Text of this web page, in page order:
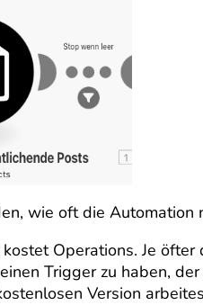
wie oft die Automation
Operations. Je
Trigger zu haben,
Version